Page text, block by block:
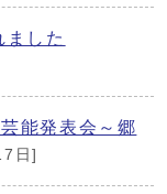
ました
能発表会～郷
日]